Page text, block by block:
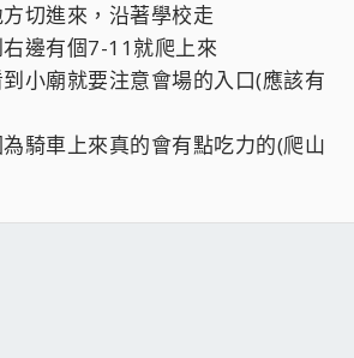
切進來，沿著學校走
邊有個7-11就爬上來
小廟就要注意會場的入口(應該有
騎車上來真的會有點吃力的(爬山